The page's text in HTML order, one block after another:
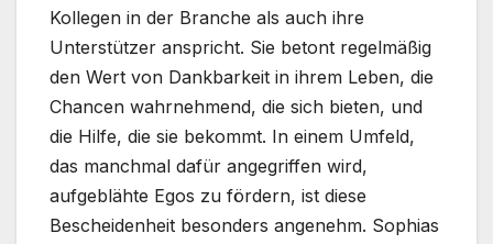
Kollegen in der Branche als auch ihre
Unterstützer anspricht. Sie betont regelmäßig
den Wert von Dankbarkeit in ihrem Leben, die
Chancen wahrnehmend, die sich bieten, und
die Hilfe, die sie bekommt. In einem Umfeld,
das manchmal dafür angegriffen wird,
aufgeblähte Egos zu fördern, ist diese
Bescheidenheit besonders angenehm. Sophias